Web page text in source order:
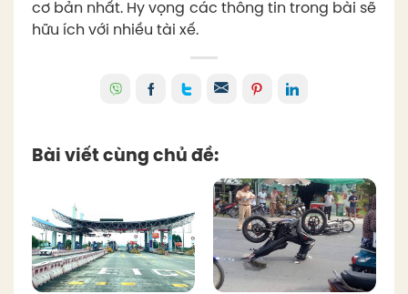
cơ bản nhất. Hy vọng các thông tin trong bài sẽ
hữu ích với nhiều tài xế.
Bài viết cùng chủ đề: